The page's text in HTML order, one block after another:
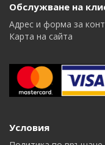
Обслужване на
Адрес и форма за
Карта на сайта
Условия